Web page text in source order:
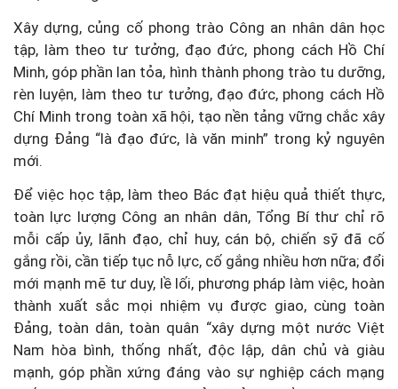
Xây dựng, củng cố phong trào Công an nhân dân học
tập, làm theo tư tưởng, đạo đức, phong cách Hồ Chí
Minh, góp phần lan tỏa, hình thành phong trào tu dưỡng,
rèn luyện, làm theo tư tưởng, đạo đức, phong cách Hồ
Chí Minh trong toàn xã hội, tạo nền tảng vững chắc xây
dựng Đảng “là đạo đức, là văn minh” trong kỷ nguyên
mới.
Để việc học tập, làm theo Bác đạt hiệu quả thiết thực,
toàn lực lượng Công an nhân dân, Tổng Bí thư chỉ rõ
mỗi cấp ủy, lãnh đạo, chỉ huy, cán bộ, chiến sỹ đã cố
gắng rồi, cần tiếp tục nỗ lực, cố gắng nhiều hơn nữa; đổi
mới mạnh mẽ tư duy, lề lối, phương pháp làm việc, hoàn
thành xuất sắc mọi nhiệm vụ được giao, cùng toàn
Đảng, toàn dân, toàn quân “xây dựng một nước Việt
Nam hòa bình, thống nhất, độc lập, dân chủ và giàu
mạnh, góp phần xứng đáng vào sự nghiệp cách mạng